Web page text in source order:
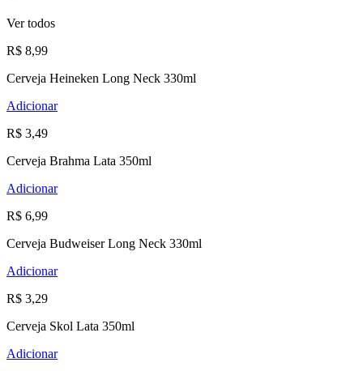
Ver todos
R$ 8,99
Cerveja Heineken Long Neck 330ml
Adicionar
R$ 3,49
Cerveja Brahma Lata 350ml
Adicionar
R$ 6,99
Cerveja Budweiser Long Neck 330ml
Adicionar
R$ 3,29
Cerveja Skol Lata 350ml
Adicionar